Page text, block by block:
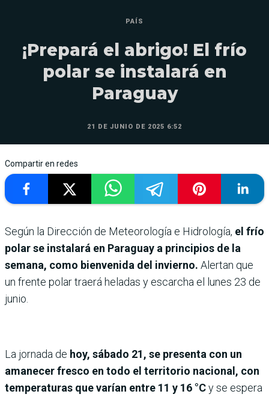
PAÍS
¡Prepará el abrigo! El frío
polar se instalará en
Paraguay
21 DE JUNIO DE 2025 6:52
Compartir en redes
Según la Dirección de Meteorología e Hidrología, el frío
polar se instalará en Paraguay a principios de la
semana, como bienvenida del invierno. Alertan que
un frente polar traerá heladas y escarcha el lunes 23 de
junio.
La jornada de hoy, sábado 21, se presenta con un
amanecer fresco en todo el territorio nacional, con
temperaturas que varían entre 11 y 16 °Cy se espera